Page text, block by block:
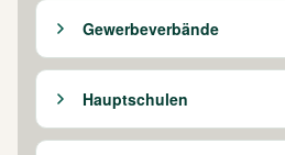
Gewerbeverbände
Hauptschulen